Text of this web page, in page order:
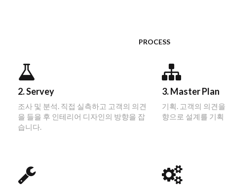
PROCESS
2. Servey
조사 및 분석. 직접 실측하고 고객의 의견
을 들을 후 인테리어 디자인의 방향을 잡
습니다.
3. Master Plan
기획. 고객의 의견
향으로 설계를 기